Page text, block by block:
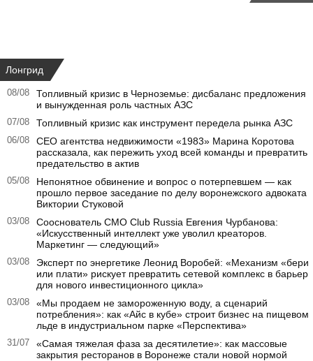
Лонгрид
08/08
Топливный кризис в Черноземье: дисбаланс предложения
и вынужденная роль частных АЗС
07/08 Топливный кризис как инструмент передела рынка АЗС
06/08
CEO агентства недвижимости «1983» Марина Коротова
рассказала, как пережить уход всей команды и превратить
предательство в актив
05/08
Непонятное обвинение и вопрос о потерпевшем — как
прошло первое заседание по делу воронежского адвоката
Виктории Стуковой
03/08
Сооснователь CMO Club Russia Евгения Чурбанова:
«Искусственный интеллект уже уволил креаторов.
Маркетинг — следующий»
03/08
Эксперт по энергетике Леонид Воробей: «Механизм «бери
или плати» рискует превратить сетевой комплекс в барьер
для нового инвестиционного цикла»
03/08
«Мы продаем не замороженную воду, а сценарий
потребления»: как «Айс в кубе» строит бизнес на пищевом
льде в индустриальном парке «Перспектива»
31/07
«Самая тяжелая фаза за десятилетие»: как массовые
закрытия ресторанов в Воронеже стали новой нормой